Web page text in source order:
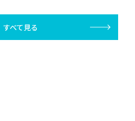
塁手)、持丸泰
捕手)など
すべて見る